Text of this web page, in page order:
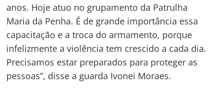
anos. Hoje atuo no grupamento da Patrulha
Maria da Penha. É de grande importância essa
capacitação e a troca do armamento, porque
infelizmente a violência tem crescido a cada dia.
Precisamos estar preparados para proteger as
pessoas”, disse a guarda Ivonei Moraes.